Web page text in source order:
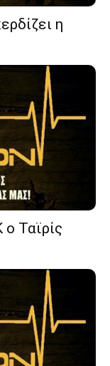
η
Ταϊρίς